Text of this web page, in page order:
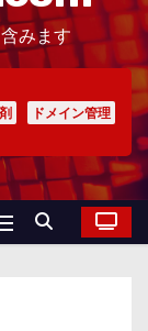
みます
ドメイン管理